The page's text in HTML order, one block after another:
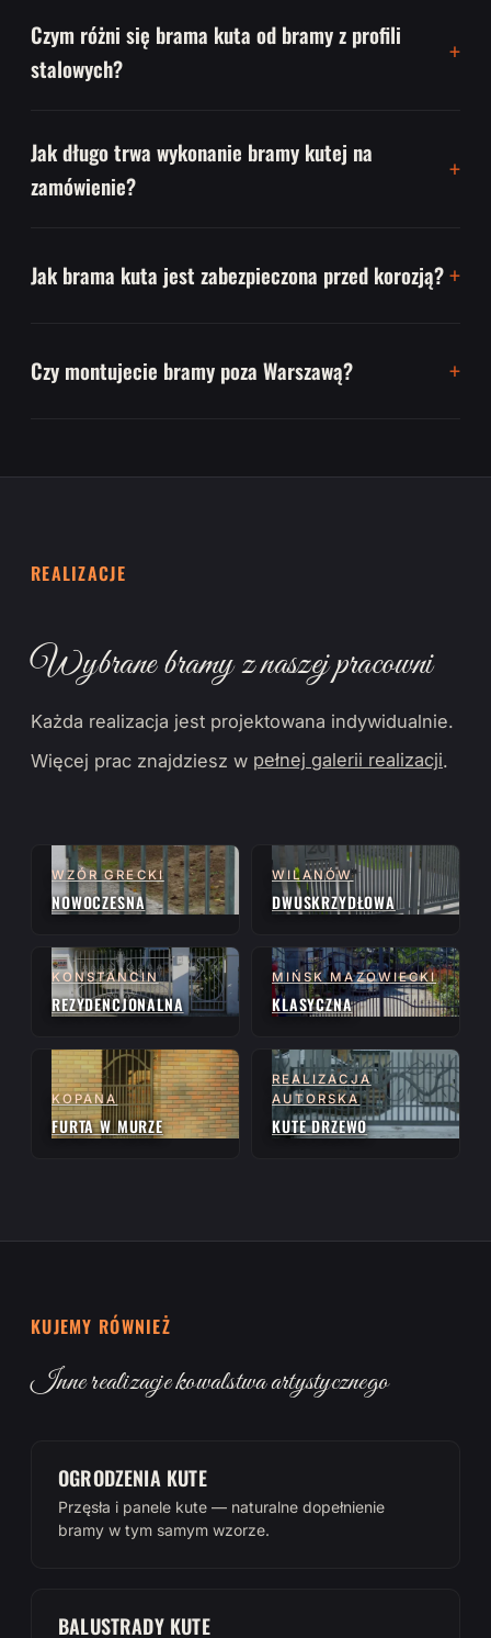
Czym różni się brama kuta od bramy z profili
stalowych?
Jak długo trwa wykonanie bramy kutej na
zamówienie?
Jak brama kuta jest zabezpieczona przed korozją?
Czy montujecie bramy poza Warszawą?
REALIZACJE
Wybrane bramy z naszej pracowni
Każda realizacja jest projektowana indywidualnie.
Więcej prac znajdziesz w pełnej galerii realizacji.
WZÓR GRECKI
NOWOCZESNA
WILANÓW
DWUSKRZYDŁOWA
KONSTANCIN
REZYDENCJONALNA
MIŃSK MAZOWIECKI
KLASYCZNA
KOPANA
FURTA W MURZE
REALIZACJA
AUTORSKA
KUTE DRZEWO
KUJEMY RÓWNIEŻ
Inne realizacje kowalstwa artystycznego
OGRODZENIA KUTE
Przęsła i panele kute — naturalne dopełnienie
bramy w tym samym wzorze.
BALUSTRADY KUTE